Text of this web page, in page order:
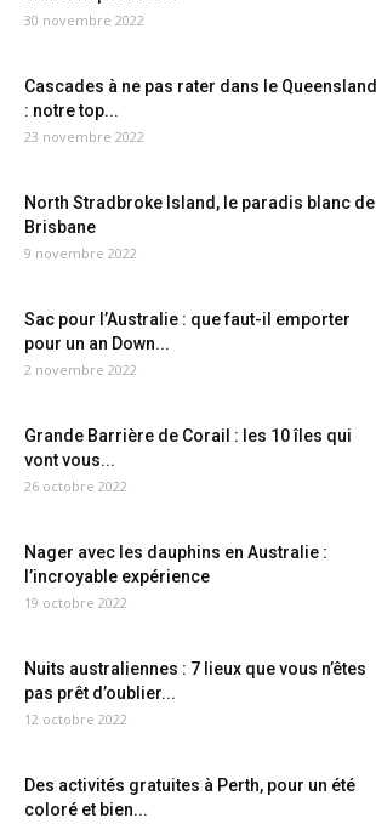
30 novembre 2022
Cascades à ne pas rater dans le Queensland
: notre top...
23 novembre 2022
North Stradbroke Island, le paradis blanc de
Brisbane
9 novembre 2022
Sac pour l’Australie : que faut-il emporter
pour un an Down...
2 novembre 2022
Grande Barrière de Corail : les 10 îles qui
vont vous...
26 octobre 2022
Nager avec les dauphins en Australie :
l’incroyable expérience
19 octobre 2022
Nuits australiennes : 7 lieux que vous n’êtes
pas prêt d’oublier...
12 octobre 2022
Des activités gratuites à Perth, pour un été
coloré et bien...